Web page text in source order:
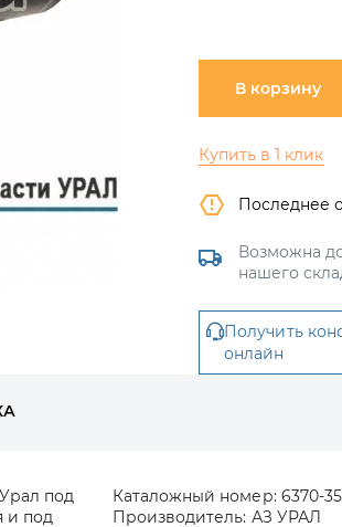
В корзину
Купить в 1 клик
Последнее
Возможна
нашего
Получить
онлайн
под
и под
Каталожный номер: 6370-
Производитель: АЗ УРАЛ